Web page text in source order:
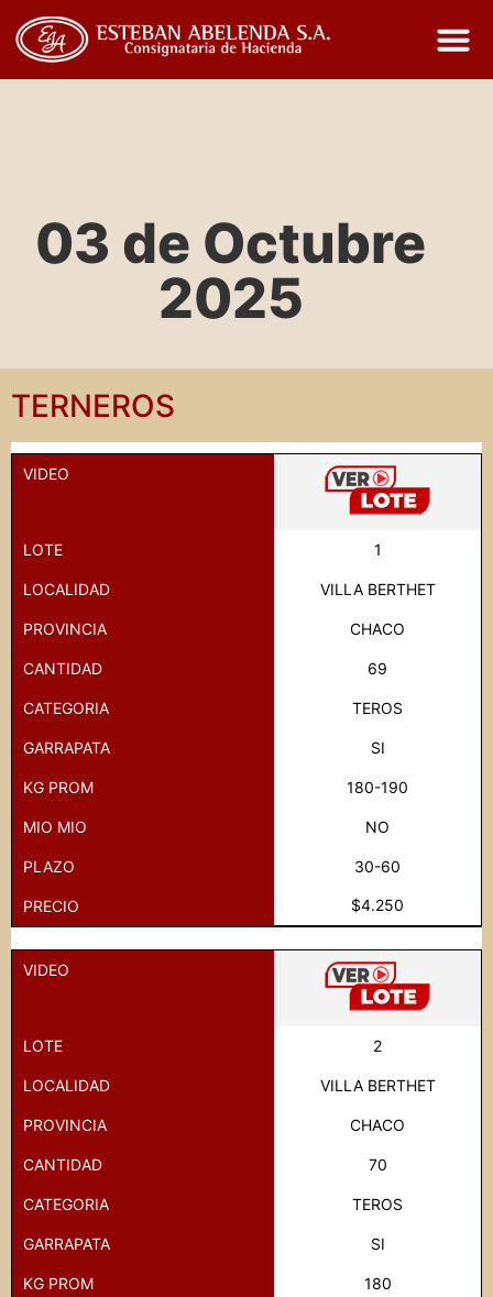
03 de Octubre
2025
TERNEROS
VIDEO
LOTE 1
LOCALIDAD VILLA BERTHET
PROVINCIA CHACO
CANTIDAD 69
CATEGORIA TEROS
GARRAPATA SI
KG PROM 180-190
MIO MIO NO
PLAZO 30-60
PRECIO $4.250
VIDEO
LOTE 2
LOCALIDAD VILLA BERTHET
PROVINCIA CHACO
CANTIDAD 70
CATEGORIA TEROS
GARRAPATA SI
KG PROM 180